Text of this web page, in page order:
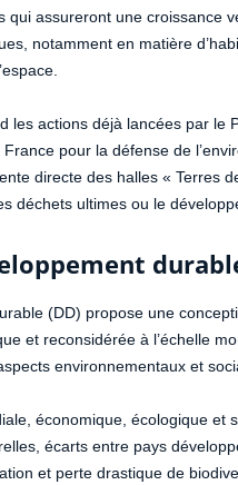
qui assureront une croissance
notamment en matière
les actions déjà lancées par le
pour la défense de
directe des halles « Terres
déchets ultimes ou le
(DD) propose une
et reconsidérée à l’échelle
environnementaux et
économique, écologique et
écarts entre pays
et perte drastique de